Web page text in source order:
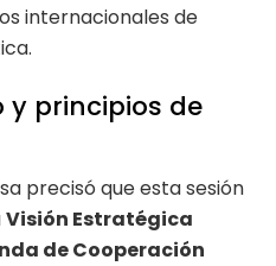
internacionales de
y principios de
precisó que esta sesión
Visión Estratégica
de Cooperación